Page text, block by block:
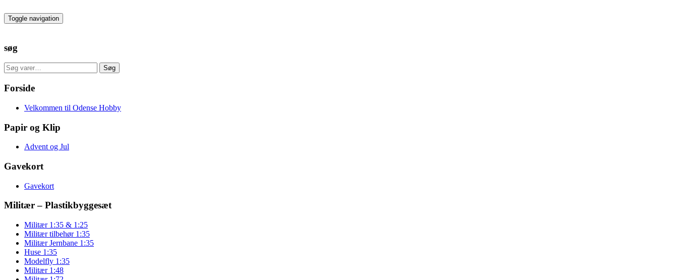
to
the
Toggle navigation
søg
Søg
efter:
Søg
Forside
Velkommen til Odense Hobby
Papir og Klip
Advent og Jul
Gavekort
Gavekort
Militær – Plastikbyggesæt
Militær 1:35 & 1:25
Militær tilbehør 1:35
Militær Jernbane 1:35
Huse 1:35
Modelfly 1:35
Militær 1:48